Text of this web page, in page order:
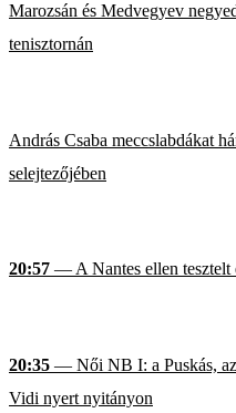
Marozsán és Medvegyev
tenisztornán
András Csaba meccslabdákat
selejtezőjében
20:57 — A Nantes ellen tesztelt
20:35 — Női NB I: a Puskás,
Vidi nyert nyitányon